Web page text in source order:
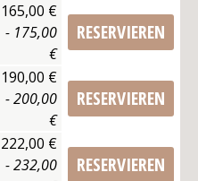
165,00 €
- 175,00
€
RESERVIEREN
190,00 €
- 200,00
€
RESERVIEREN
222,00 €
- 232,00
RESERVIEREN